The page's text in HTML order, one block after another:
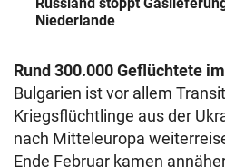
Niederlande
Rund 300.000 Geflüchtete
Bulgarien ist vor allem
Kriegsflüchtlinge aus der
nach Mitteleuropa
Ende Februar kamen